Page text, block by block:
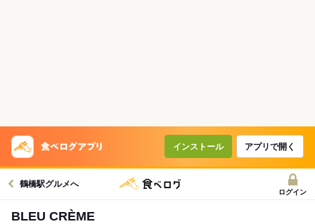
インストール アプリで開く
鶴橋駅グルメへ
ログイン
BLEU CRÈME